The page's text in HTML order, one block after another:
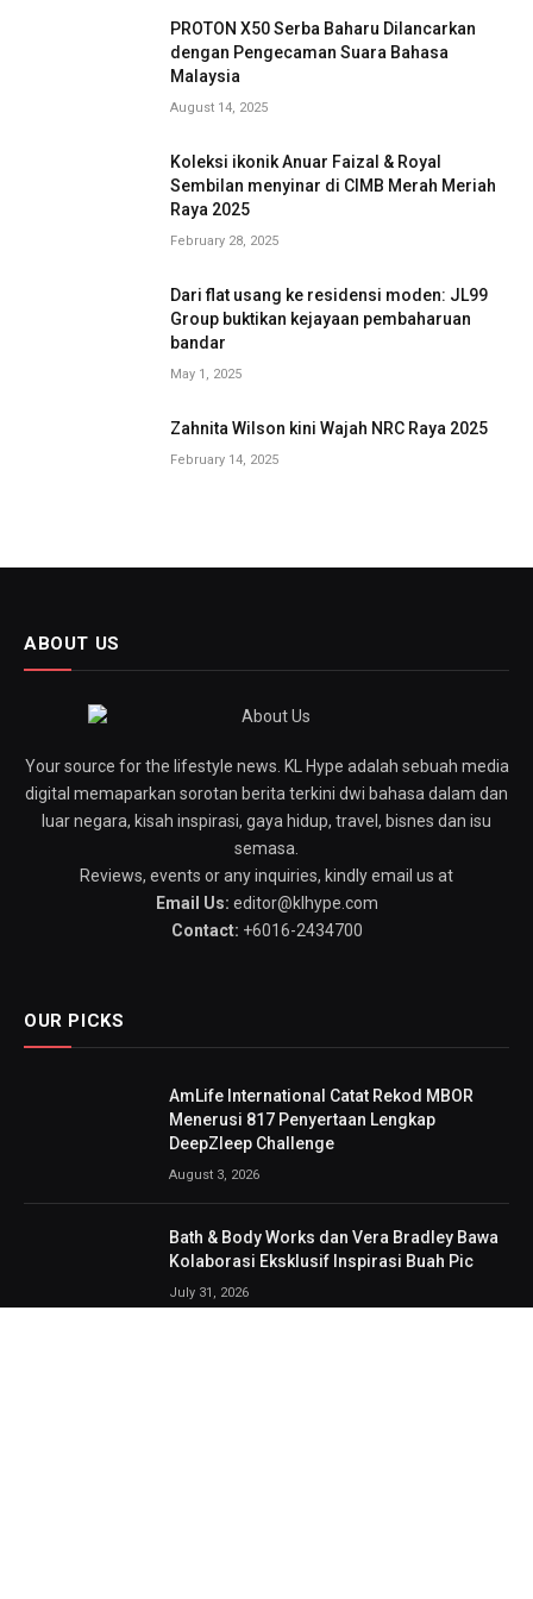
PROTON X50 Serba Baharu Dilancarkan
dengan Pengecaman Suara Bahasa
Malaysia
August 14, 2025
Koleksi ikonik Anuar Faizal & Royal
Sembilan menyinar di CIMB Merah Meriah
Raya 2025
February 28, 2025
Dari flat usang ke residensi moden: JL99
Group buktikan kejayaan pembaharuan
bandar
May 1, 2025
Zahnita Wilson kini Wajah NRC Raya 2025
February 14, 2025
ABOUT US
Your source for the lifestyle news. KL Hype adalah sebuah media
digital memaparkan sorotan berita terkini dwi bahasa dalam dan
luar negara, kisah inspirasi, gaya hidup, travel, bisnes dan isu
semasa.
Reviews, events or any inquiries, kindly email us at
Email Us: editor@klhype.com
Contact: +6016-2434700
OUR PICKS
AmLife International Catat Rekod MBOR
Menerusi 817 Penyertaan Lengkap
DeepZleep Challenge
August 3, 2026
Bath & Body Works dan Vera Bradley Bawa
Kolaborasi Eksklusif Inspirasi Buah Pic
July 31, 2026